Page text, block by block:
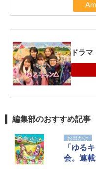
ドラマ
編集部のおすすめ記事
お出かけ
「ゆる
会。連